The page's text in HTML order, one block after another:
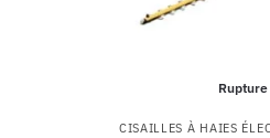
CISAILLES À HAIES